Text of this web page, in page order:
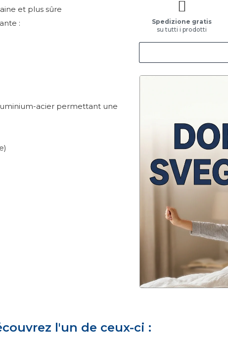
et plus sûre
:
acier permettant une
Spedizione gratis
su tutti i prodotti
l'un de ceux-ci :